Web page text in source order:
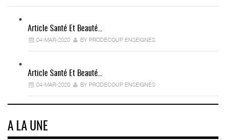
Article Santé Et Beauté…
04-MAR-2020 BY PRODECOUP ENSEIGNES
Article Santé Et Beauté…
04-MAR-2020 BY PRODECOUP ENSEIGNES
A LA UNE